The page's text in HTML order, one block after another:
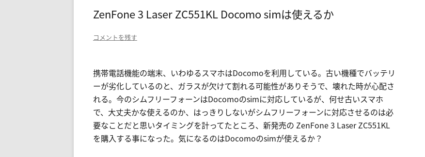
プ
ZenFone 3 Laser ZC551KL Docomo simは使えるか
コメントを残す
携帯電話機能の端末、いわゆるスマホはDocomoを利用している。古い機種でバッテリ
ーが劣化しているのと、ガラスが欠けて割れる可能性がありそうで、壊れた時が心配さ
れる。今のシムフリーフォーンはDocomoのsimに対応しているが、何せ古いスマホ
で、大丈夫かな使えるのか、はっきりしないがシムフリーフォーンに対応させるのは必
要なことだと思いタイミングを計ってたところ、新発売の ZenFone 3 Laser ZC551KL
を購入する事になった。気になるのはDocomoのsimが使えるか？